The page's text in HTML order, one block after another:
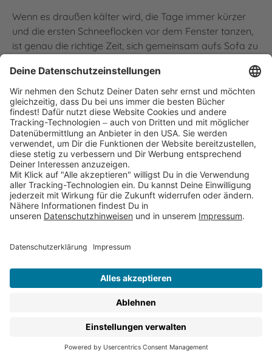
Wenn es draußen kälter wird, die Tage immer kürzer
und die ersten Schneeflocken vor dem Fenster tanzen,
ist genau die richtige Zeit, sich gemeinsam aufs Sofa zu
Geschichten zu teilen ist eins der schönsten Dinge in der
Weihnachtszeit.
In den Thienemann Verlagen erscheinen viele
Weihnachts- und Winterbücher, die das das Warten auf
Weihnachtsmann und Christkind verkürzen und die
perfekt für gemeinsame Vorlesestunden als
gemütliches Ritual in der kalten Jahreszeit sind.
Natürlich findest du hier auch etwas für den
Nikolausstiefel oder für ein Geschenk unter dem
Tannenbaum.
findet ihr bei uns weihnachtliche Wimmelbücher
unser Puste-Licht-Buch „Es wird Weihnachten,
kleine Maus“ – lass Dein Kind den kleinen Engelein
helfen, Weihnachtszauber zu verteilen, indem es
Leuchten bringt.
Weihnachts-Bilderbücher:Wie feiert eigentlich Dr.